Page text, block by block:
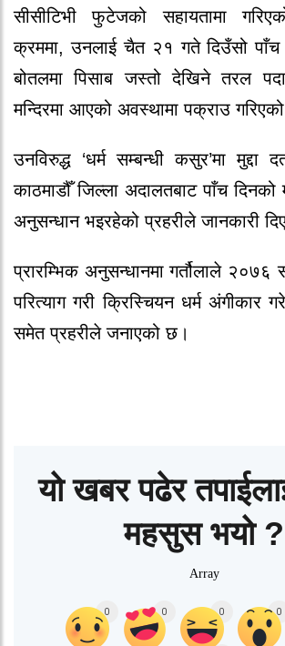
सीसीटिभी फुटेजको सहायतामा
क्रममा, उनलाई चैत २१ गते दिउँसो पाँच
बोतलमा पिसाब जस्तो देखिने तरल
मन्दिरमा आएको अवस्थामा पक्राउ
उनविरुद्ध ‘धर्म सम्बन्धी कसुर’मा मुद्दा
काठमाडौँ जिल्ला अदालतबाट पाँच
अनुसन्धान भइरहेको प्रहरीले जानकारी
प्रारम्भिक अनुसन्धानमा गर्तौलाले २०७६
परित्याग गरी क्रिस्चियन धर्म
समेत प्रहरीले जनाएको छ।
यो खबर पढेर
महसुस भयो ?
Array
0 0 0 0